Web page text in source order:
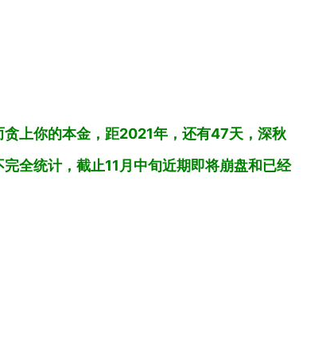
上你的本金，距2021年，还有47天，深秋
全统计，截止11月中旬近期即将崩盘和已经